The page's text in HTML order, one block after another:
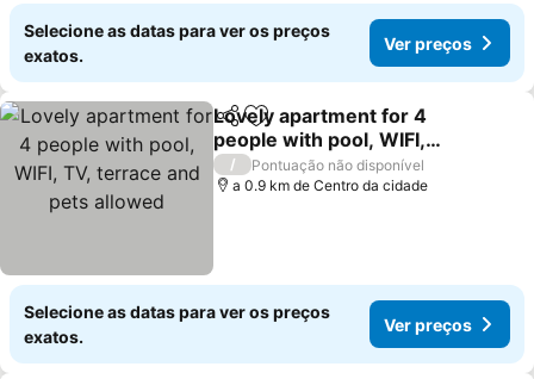
Selecione as datas para ver os preços
exatos.
Ver preços
PartilharAdicionar aos favoritos
Lovely apartment for 4
people with pool, WIFI,
TV, terrace and pets
allowed
/
Pontuação não disponível
a 0.9 km de Centro da cidade
Selecione as datas para ver os preços
exatos.
Ver preços